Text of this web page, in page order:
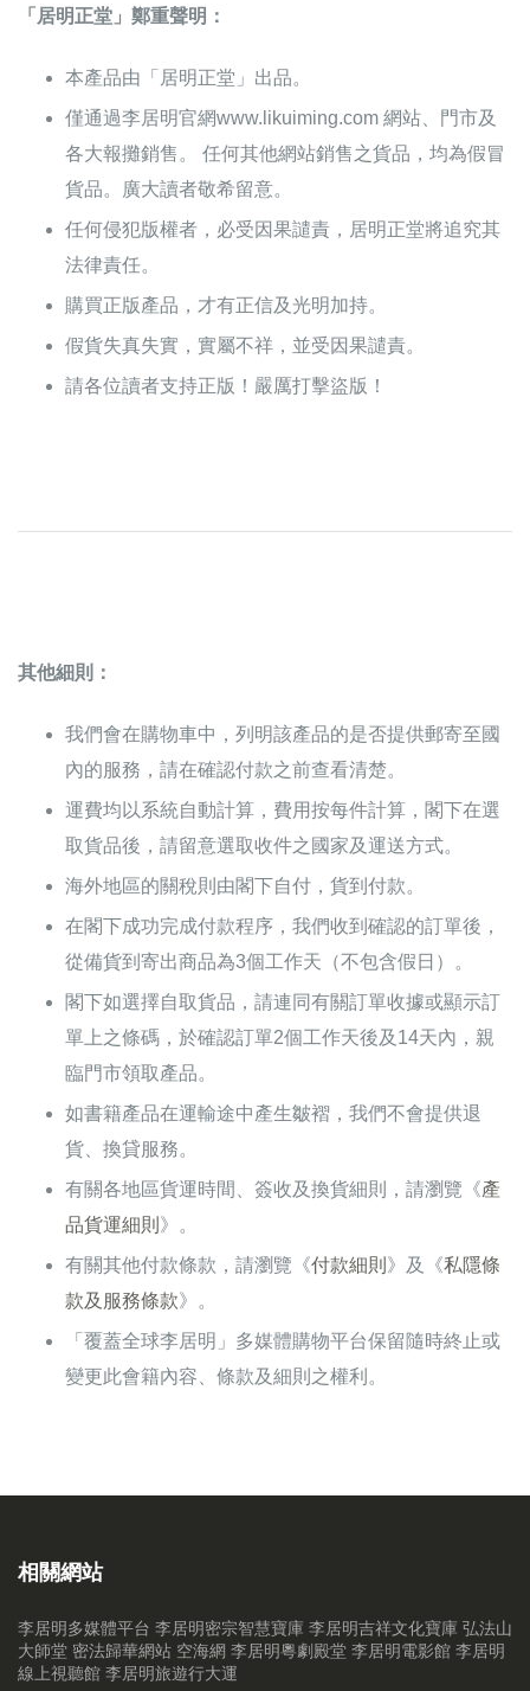
「居明正堂」鄭重聲明：
本產品由「居明正堂」出品。
僅通過李居明官網www.likuiming.com 網站、門市及
各大報攤銷售。 任何其他網站銷售之貨品，均為假冒
貨品。廣大讀者敬希留意。
任何侵犯版權者，必受因果譴責，居明正堂將追究其
法律責任。
購買正版產品，才有正信及光明加持。
假貨失真失實，實屬不祥，並受因果譴責。
請各位讀者支持正版！嚴厲打擊盜版！
其他細則：
我們會在購物車中，列明該產品的是否提供郵寄至國
內的服務，請在確認付款之前查看清楚。
運費均以系統自動計算，費用按每件計算，閣下在選
取貨品後，請留意選取收件之國家及運送方式。
海外地區的關稅則由閣下自付，貨到付款。
在閣下成功完成付款程序，我們收到確認的訂單後，
從備貨到寄出商品為3個工作天（不包含假日）。
閣下如選擇自取貨品，請連同有關訂單收據或顯示訂
單上之條碼，於確認訂單2個工作天後及14天內，親
臨門市領取產品。
如書籍產品在運輸途中產生皺褶，我們不會提供退
貨、換貸服務。
有關各地區貨運時間、簽收及換貨細則，請瀏覽《產
品貨運細則 》。
有關其他付款條款，請瀏覽《付款細則 》及《私隱條
款及服務條款》。
「覆蓋全球李居明」多媒體購物平台保留隨時終止或
變更此會籍內容、條款及細則之權利。
相關網站
李居明多媒體平台 李居明密宗智慧寶庫 李居明吉祥文化寶庫 弘法山
大師堂 密法歸華網站 空海網 李居明粵劇殿堂 李居明電影館 李居明
線上視聽館 李居明旅遊行大運